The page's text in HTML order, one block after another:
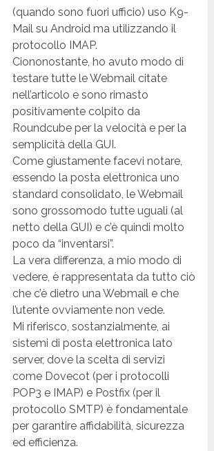
(quando sono fuori ufficio) uso K9-
Mail su Android ma utilizzando il
protocollo IMAP.
Ciononostante, ho avuto modo di
testare tutte le Webmail citate
nell’articolo e sono rimasto
positivamente colpito da
Roundcube per la velocità e per la
semplicità della GUI.
Come giustamente facevi notare,
essendo la posta elettronica uno
standard consolidato, le Webmail
sono grossomodo tutte uguali (al
netto della GUI) e c’è quindi molto
poco da “inventarsi”.
La vera differenza, a mio modo di
vedere, è rappresentata da tutto ciò
che c’è dietro una Webmail e che
l’utente ovviamente non vede.
Mi riferisco, sostanzialmente, ai
sistemi di posta elettronica lato
server, dove la scelta di servizi
come Dovecot (per i protocolli
POP3 e IMAP) e Postfix (per il
protocollo SMTP) è fondamentale
per garantire affidabilità, sicurezza
ed efficienza.